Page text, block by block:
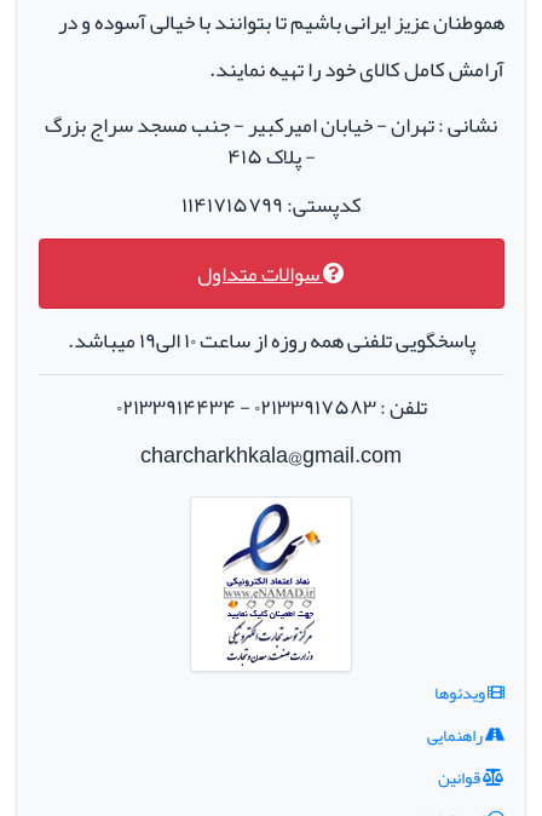
هموطنان عزیز ایرانی باشیم تا بتوانند با خیالی آسوده و در
آرامش کامل کالای خود را تهیه نمایند.
نشانی : تهران - خیابان امیرکبیر - جنب مسجد سراج بزرگ
- پلاک ۴۱۵
کدپستی: ۱۱۴۱۷۱۵۷۹۹
سوالات متداول
پاسخگویی تلفنی همه روزه از ساعت ۱۰ الی۱۹ میباشد.
تلفن : ۰۲۱۳۳۹۱۷۵۸۳ - ۰۲۱۳۳۹۱۴۴۳۴
charcharkhkala@gmail.com
ویدئوها
راهنمایی
قوانین